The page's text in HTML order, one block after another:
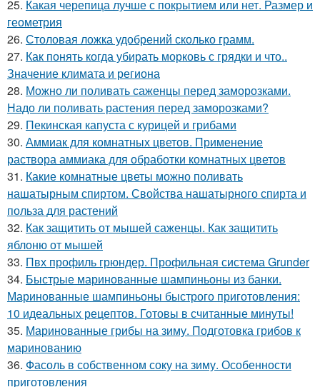
25. Какая черепица лучше с покрытием или нет. Размер и
геометрия
26. Столовая ложка удобрений сколько грамм.
27. Как понять когда убирать морковь с грядки и что..
Значение климата и региона
28. Можно ли поливать саженцы перед заморозками.
Надо ли поливать растения перед заморозками?
29. Пекинская капуста с курицей и грибами
30. Аммиак для комнатных цветов. Применение
раствора аммиака для обработки комнатных цветов
31. Какие комнатные цветы можно поливать
нашатырным спиртом. Свойства нашатырного спирта и
польза для растений
32. Как защитить от мышей саженцы. Как защитить
яблоню от мышей
33. Пвх профиль грюндер. Профильная система Grunder
34. Быстрые маринованные шампиньоны из банки.
Маринованные шампиньоны быстрого приготовления:
10 идеальных рецептов. Готовы в считанные минуты!
35. Маринованные грибы на зиму. Подготовка грибов к
маринованию
36. Фасоль в собственном соку на зиму. Особенности
приготовления